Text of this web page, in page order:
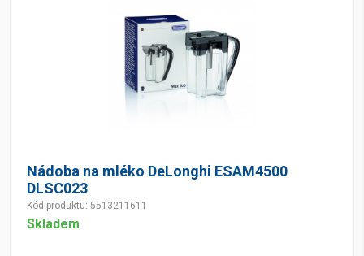
Nádoba na mléko DeLonghi ESAM4500
DLSC023
Kód produktu: 5513211611
Skladem